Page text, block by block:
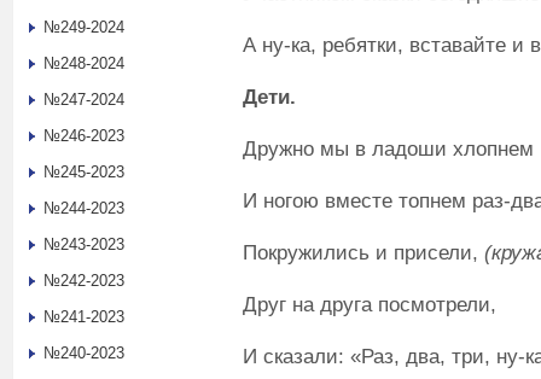
А ну-ка, ребятки, вставайте и
Дети.
Дружно мы в ладоши хлопнем
И ногою вместе топнем раз-
Покружились и присели,
Друг на друга посмотрели,
И сказали: «Раз, два, три, ну-
№249-2024
№248-2024
№247-2024
№246-2023
№245-2023
№244-2023
№243-2023
№242-2023
№241-2023
№240-2023